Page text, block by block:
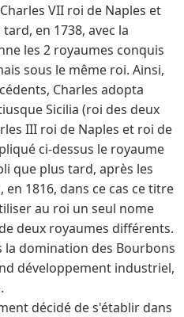
VII roi de Naples et
en 1738, avec la
les 2 royaumes conquis
sous le même roi. Ainsi,
Charles adopta
Sicilia (roi des deux
III roi de Naples et roi de
ci-dessus le royaume
que plus tard, après les
1816, dans ce cas ce titre
au roi un seul nome
deux royaumes différents.
la domination des Bourbons
développement industriel,
décidé de s'établir dans